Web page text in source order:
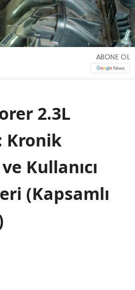
ABONE OL
2.3L
Kronik
Kullanıcı
(Kapsamlı